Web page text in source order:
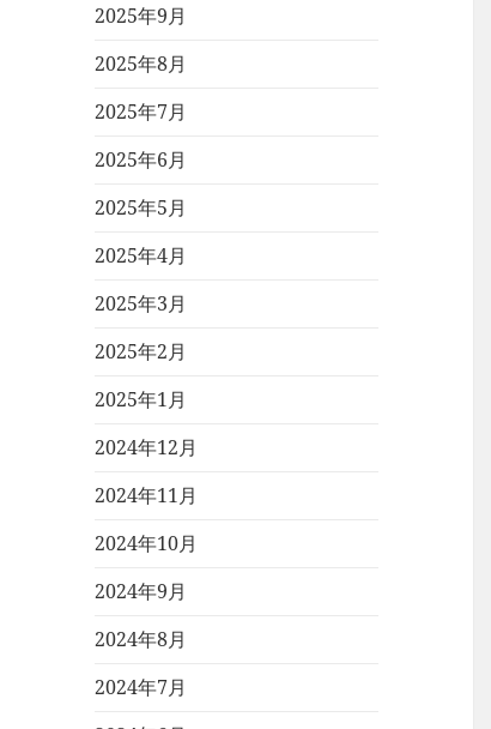
2025年9月
2025年8月
2025年7月
2025年6月
2025年5月
2025年4月
2025年3月
2025年2月
2025年1月
2024年12月
2024年11月
2024年10月
2024年9月
2024年8月
2024年7月